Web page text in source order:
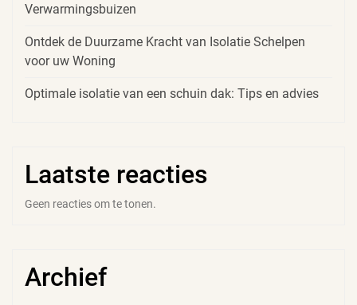
Verwarmingsbuizen
Ontdek de Duurzame Kracht van Isolatie Schelpen
voor uw Woning
Optimale isolatie van een schuin dak: Tips en advies
Laatste reacties
Geen reacties om te tonen.
Archief